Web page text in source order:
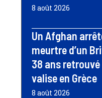
8 août 2026
Un Afghan
meurtre d’un
38 ans
valise en Grèce
8 août 2026